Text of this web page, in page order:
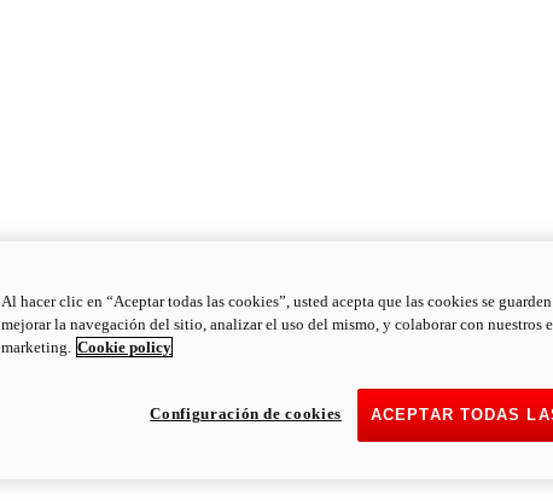
Al hacer clic en “Aceptar todas las cookies”, usted acepta que las cookies se
mejorar la navegación del sitio, analizar el uso del mismo, y colaborar con nuestros
marketing. Cookie policy
ACEPTAR TODAS
Configuración de cookies